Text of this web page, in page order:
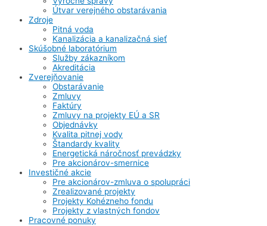
Útvar verejného obstarávania
Zdroje
Pitná voda
Kanalizácia a kanalizačná sieť
Skúšobné laboratórium
Služby zákazníkom
Akreditácia
Zverejňovanie
Obstarávanie
Zmluvy
Faktúry
Zmluvy na projekty EÚ a SR
Objednávky
Kvalita pitnej vody
Štandardy kvality
Energetická náročnosť prevádzky
Pre akcionárov-smernice
Investičné akcie
Pre akcionárov-zmluva o spolupráci
Zrealizované projekty
Projekty Kohézneho fondu
Projekty z vlastných fondov
Pracovné ponuky